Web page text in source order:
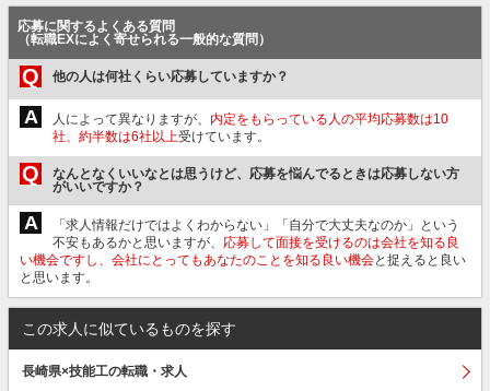
応募に関するよくある質問
（転職EXによく寄せられる一般的な質問）
Q 他の人は何社くらい応募していますか？
A 人によって異なりますが、 内定をもらっている人の平均応募数は10
社、約半数は6社以上受けています。
Q
なんとなくいいなとは思うけど、応募を悩んでるときは応募しない方
がいいですか？
A
「求人情報だけではよくわからない」「自分で大丈夫なのか」という
不安もあるかと思いますが、 応募して面接を受けるのは会社を知る良
い機会ですし、会社にとってもあなたのことを知る良い機会と捉えると良い
と思います。
この求人に似ているものを探す
長崎県×技能工の転職・求人